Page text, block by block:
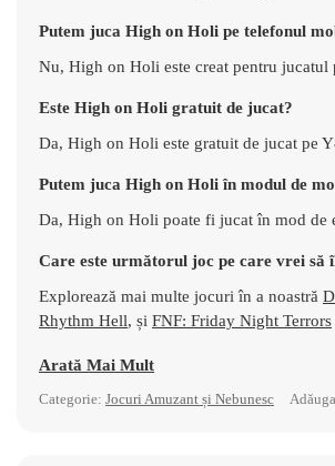
Putem juca High on Holi pe telefonul
Nu, High on Holi este creat pentru jucatul
Este High on Holi gratuit de jucat?
Da, High on Holi este gratuit de jucat pe
Putem juca High on Holi în modul de
Da, High on Holi poate fi jucat în mod de
Care este următorul joc pe care vrei să
Explorează mai multe jocuri în a noastră
Rhythm Hell, și FNF: Friday Night Terrors
Arată Mai Mult
Categorie: Jocuri Amuzant și Nebunesc